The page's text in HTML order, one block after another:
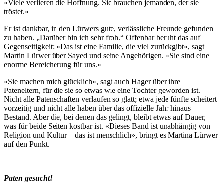
«Viele verlieren die Hoffnung. Sie brauchen jemanden, der sie
tröstet.»
Er ist dankbar, in den Lürwers gute, verlässliche Freunde gefunden
zu haben. „Darüber bin ich sehr froh.“ Offenbar beruht das auf
Gegenseitigkeit: «Das ist eine Familie, die viel zurückgibt», sagt
Martin Lürwer über Sayed und seine Angehörigen. «Sie sind eine
enorme Bereicherung für uns.»
«Sie machen mich glücklich», sagt auch Hager über ihre
Pateneltern, für die sie so etwas wie eine Tochter geworden ist.
Nicht alle Patenschaften verlaufen so glatt; etwa jede fünfte scheitert
vorzeitig und nicht alle haben über das offizielle Jahr hinaus
Bestand. Aber die, bei denen das gelingt, bleibt etwas auf Dauer,
was für beide Seiten kostbar ist. «Dieses Band ist unabhängig von
Religion und Kultur – das ist menschlich», bringt es Martina Lürwer
auf den Punkt.
–
Paten gesucht!